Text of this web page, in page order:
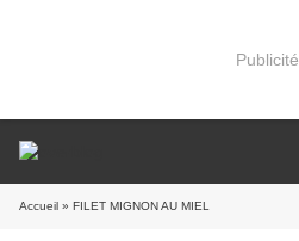
Publicité
Accueil » FILET MIGNON AU MIEL